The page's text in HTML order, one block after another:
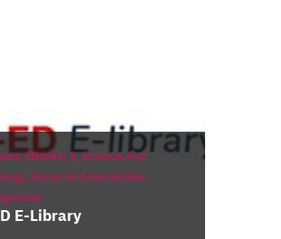
EBooks, S,Science And
Social And Humanities,
E-Library